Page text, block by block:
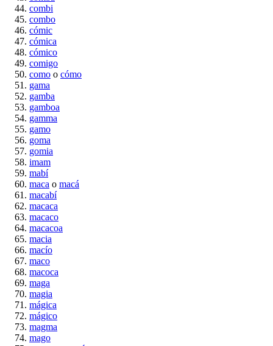
combi
combo
cómic
cómica
cómico
comigo
como o cómo
gama
gamba
gamboa
gamma
gamo
goma
gomia
imam
mabí
maca o macá
macabí
macaca
macaco
macacoa
macia
macío
maco
macoca
maga
magia
mágica
mágico
magma
mago